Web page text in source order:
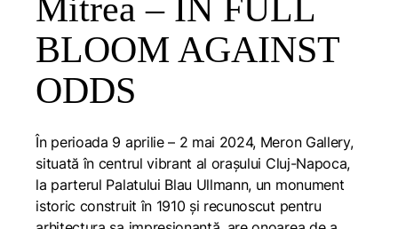
Mitrea – IN FULL
BLOOM AGAINST
ODDS
În perioada 9 aprilie – 2 mai 2024, Meron Gallery,
situată în centrul vibrant al orașului Cluj-Napoca,
la parterul Palatului Blau Ullmann, un monument
istoric construit în 1910 și recunoscut pentru